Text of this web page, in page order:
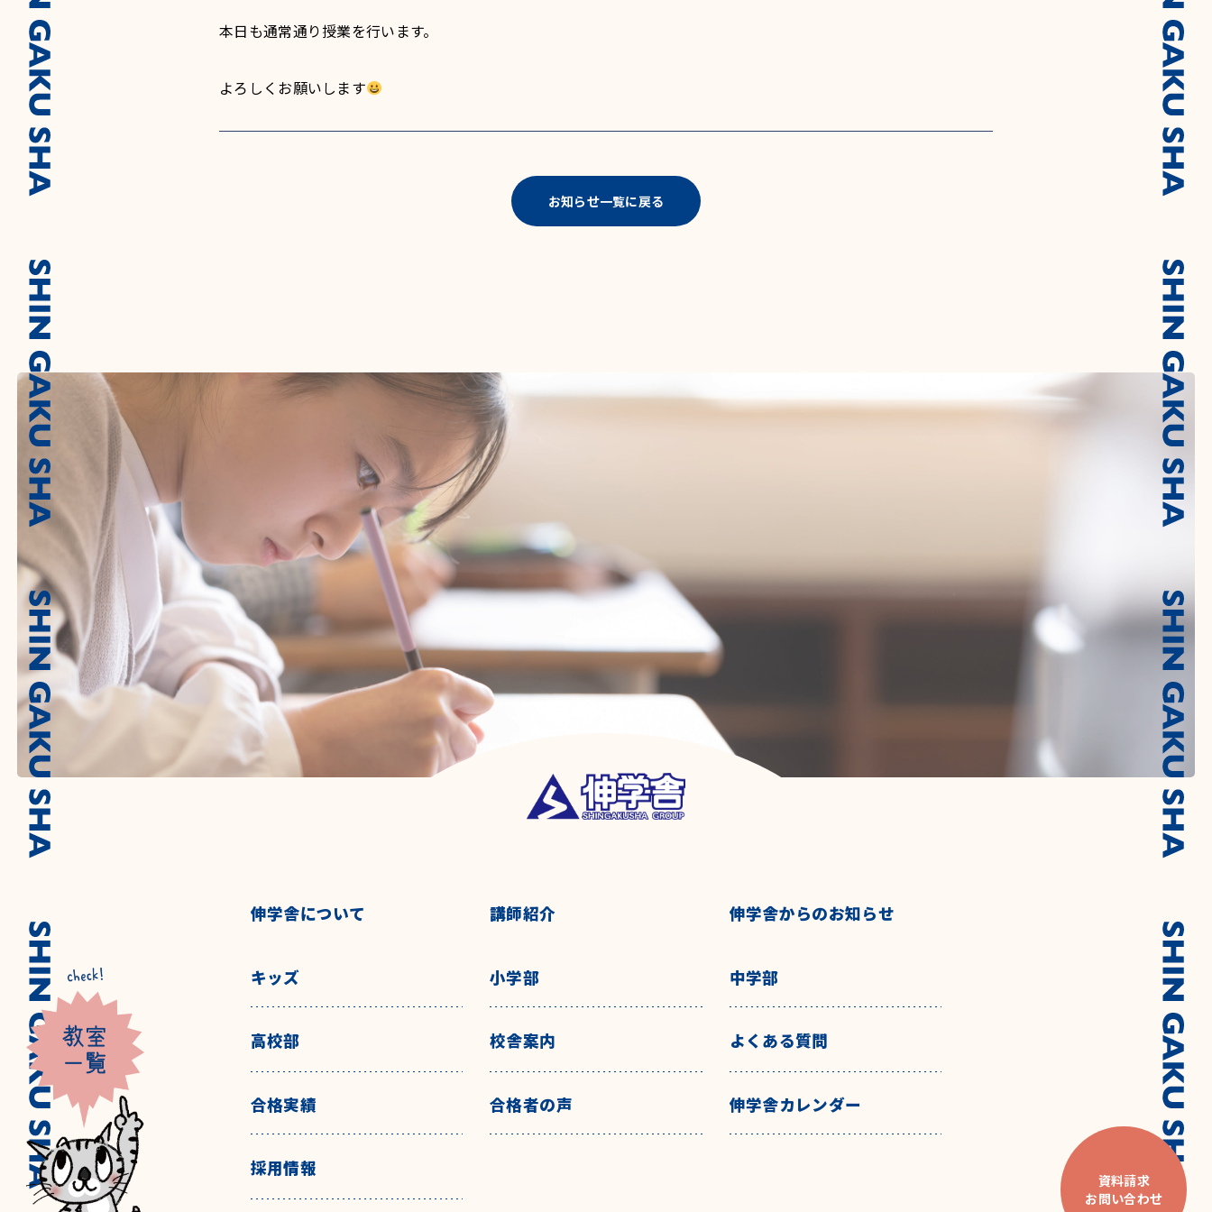
資料請求
お問い合わせ
本日も通常通り授業を行います。
よろしくお願いします
お知らせ一覧に戻る
伸学舎について 講師紹介 伸学舎からのお知らせ
キッズ 小学部 中学部
高校部 校舎案内 よくある質問
合格実績 合格者の声 伸学舎カレンダー
採用情報